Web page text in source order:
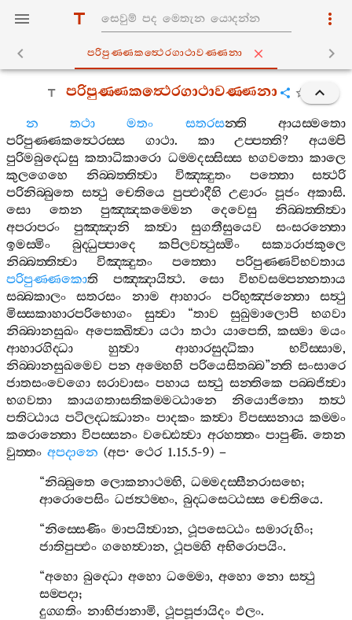
පරිපුණ‍්ණකත්‍ථෙරගාථාවණ‍්ණනා
පරිපුණ‍්ණකත්‍ථෙරගාථාවණ‍්ණනා
න තථා මතං සතරසන‍්ති
ආයස‍්මතො
පරිපුණ‍්ණකත්‍ථෙරස‍්ස
ගාථා. කා උප‍්පත‍්ති? අයම‍්පි
පුරිමබුද‍්ධෙසු කතාධිකාරො ධම‍්මදස‍්සිස‍්ස භගවතො කාලෙ
කුලගෙහෙ
නිබ‍්බත‍්තිත්‍වා විඤ‍්ඤුතං පත‍්තො
සත්‍ථරි
පරිනිබ‍්බුතෙ සත්‍ථු චෙතියෙ පුප‍්ඵාදීහි උළාරං පූජං අකාසි.
සො
තෙන පුඤ‍්ඤකම‍්මෙන දෙවෙසු
නිබ‍්බත‍්තිත්‍වා
අපරාපරං
පුඤ‍්ඤානි කත්‍වා සුගතීසුයෙව
සංසරන‍්තො
ඉමස‍්මිං
බුද‍්ධුප‍්පාදෙ කපිලවත්‍ථුස‍්මිං
සක්‍යරාජකුලෙ
නිබ‍්බත‍්තිත්‍වා
විඤ‍්ඤුතං පත‍්තො
පරිපුණ‍්ණවිභවතාය
පරිපුණ‍්ණකොති පඤ‍්ඤායිත්‍ථ.සො
විභවසම‍්පන‍්නතාය
සබ‍්බකාලං
සතරසං නාම ආහාරං පරිභුඤ‍්ජන‍්තො
සත්‍ථු
මිස‍්සකාහාරපරිභොගං
සුත්‍වා“තාව සුඛුමාලොපි
භගවා
නිබ‍්බානසුඛං අපෙක‍්ඛිත්‍වා යථා තථා යාපෙති,කස‍්මා මයං
ආහාරගිද‍්ධා
හුත්‍වා ආහාරසුද‍්ධිකා භවිස‍්සාම,
නිබ‍්බානසුඛමෙව පන අම‍්හෙහි පරියෙසිතබ‍්බ”න‍්ති සංසාරෙ
ජාතසංවෙගො ඝරාවාසං පහාය සත්‍ථු සන‍්තිකෙ පබ‍්බජිත්‍වා
භගවතා
කායගතාසතිකම‍්මට‍්ඨානෙ නියොජිතො
තත්‍ථ
පතිට‍්ඨාය පටිලද‍්ධඣානං පාදකං කත්‍වා විපස‍්සනාය කම‍්මං
කරොන‍්තො විපස‍්සනං වඩ‍්ඪෙත්‍වා අරහත‍්තං පාපුණි.තෙන
වුත‍්තං අපදානෙ (අප· ථෙර1.15.5-9) –
“නිබ‍්බුතෙ ලොකනාථම‍්හි,ධම‍්මදස‍්සීනරාසභෙ;
ආරොපෙසිං ධජත්‍ථම‍්භං,බුද‍්ධසෙට‍්ඨස‍්ස චෙතියෙ.
“නිස‍්සෙණිං මාපයිත්‍වාන,ථූපසෙට‍්ඨං සමාරුහිං;
ජාතිපුප‍්ඵං ගහෙත්‍වාන,ථූපම‍්හි අභිරොපයිං.
“අහො බුද‍්ධො අහො ධම‍්මො,අහො නො සත්‍ථු
සම‍්පදා;
දුග‍්ගතිං නාභිජානාමි,ථූපපූජායිදං ඵලං.